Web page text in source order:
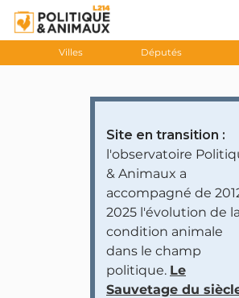
Villes Députés
Site en transition :
l'observatoire
& Animaux a
accompagné de
2025 l'évolution de la
condition animale
dans le champ
politique. Le
Sauvetage du